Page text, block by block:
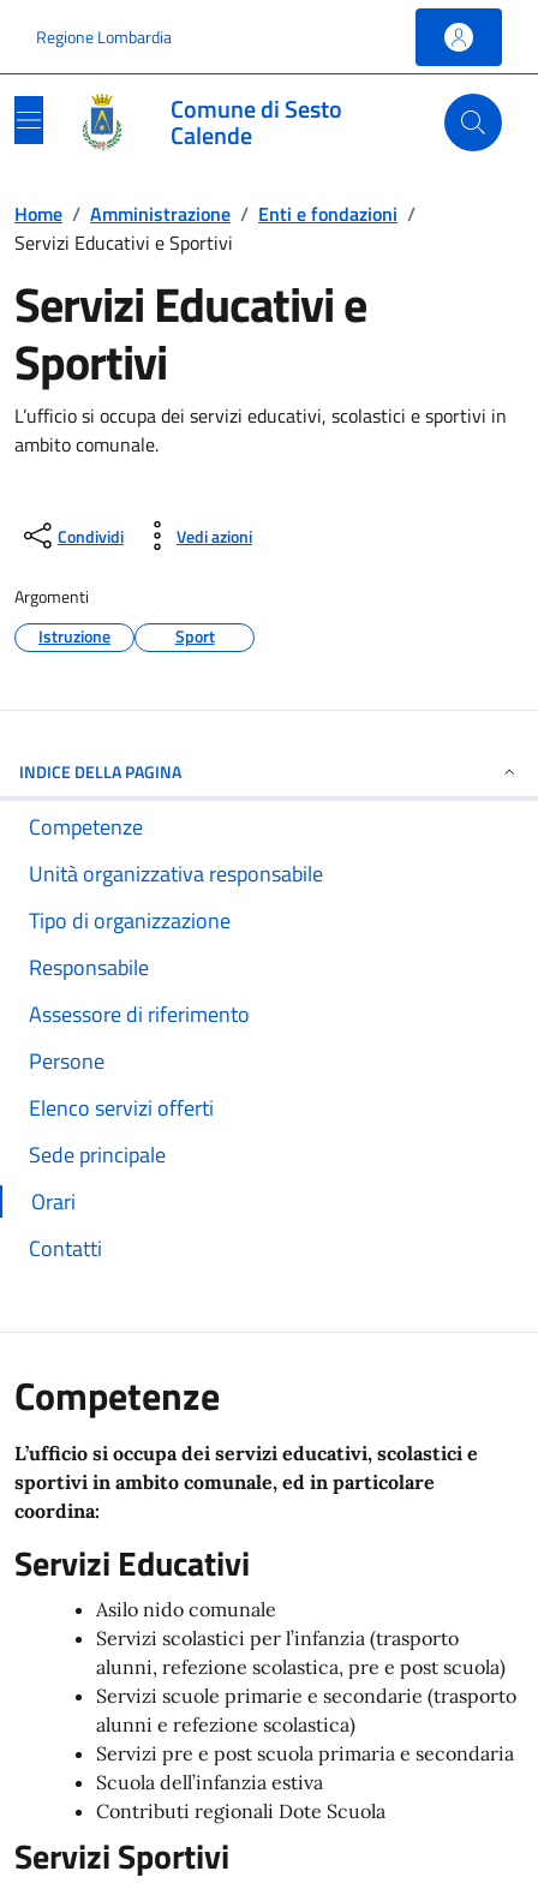
Regione Lombardia
Comune di Sesto
Calende
Home / Amministrazione / Enti e fondazioni /
Servizi Educativi e Sportivi
Servizi Educativi e
Sportivi
L’ufficio si occupa dei servizi educativi, scolastici e sportivi in
ambito comunale.
Condividi Vedi azioni
Argomenti
Istruzione
Sport
INDICE DELLA PAGINA
Competenze
Unità organizzativa responsabile
Tipo di organizzazione
Responsabile
Assessore di riferimento
Persone
Elenco servizi offerti
Sede principale
Orari
Contatti
Competenze
L’ufficio si occupa dei servizi educativi, scolastici e
sportivi in ambito comunale, ed in particolare
coordina:
Servizi Educativi
Asilo nido comunale
Servizi scolastici per l’infanzia (trasporto
alunni, refezione scolastica, pre e post scuola)
Servizi scuole primarie e secondarie (trasporto
alunni e refezione scolastica)
Servizi pre e post scuola primaria e secondaria
Scuola dell’infanzia estiva
Contributi regionali Dote Scuola
Servizi Sportivi